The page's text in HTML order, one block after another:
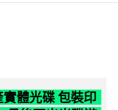
體光碟 包裝印